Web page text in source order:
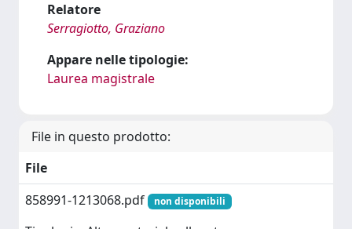
Relatore
Serragiotto, Graziano
Appare nelle tipologie:
Laurea magistrale
File in questo prodotto:
File
858991-1213068.pdf
non disponibili